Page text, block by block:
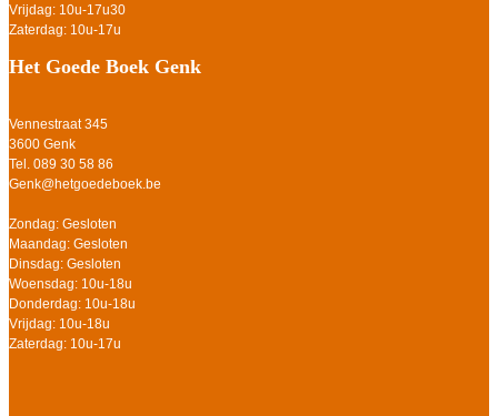
Vrijdag: 10u-17u30
Zaterdag: 10u-17u
Het Goede Boek Genk
Vennestraat 345
3600 Genk
Tel. 089 30 58 86
Genk@hetgoedeboek.be
Zondag: Gesloten
Maandag: Gesloten
Dinsdag: Gesloten
Woensdag: 10u-18u
Donderdag: 10u-18u
Vrijdag: 10u-18u
Zaterdag: 10u-17u